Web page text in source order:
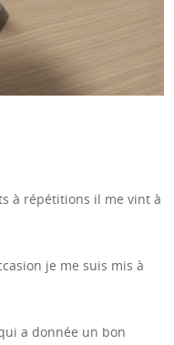
à répétitions il me vint à
je me suis mis à
a donnée un bon